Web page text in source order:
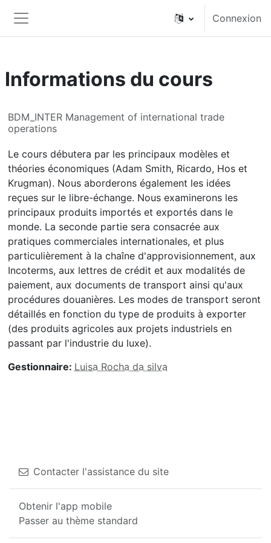
Panneau latéral
Connexion
Informations du cours
BDM_INTER Management of international trade
operations
Le cours débutera par les principaux modèles et
théories économiques (Adam Smith, Ricardo, Hos et
Krugman). Nous aborderons également les idées
reçues sur le libre-échange. Nous examinerons les
principaux produits importés et exportés dans le
monde. La seconde partie sera consacrée aux
pratiques commerciales internationales, et plus
particulièrement à la chaîne d'approvisionnement, aux
Incoterms, aux lettres de crédit et aux modalités de
paiement, aux documents de transport ainsi qu'aux
procédures douanières. Les modes de transport seront
détaillés en fonction du type de produits à exporter
(des produits agricoles aux projets industriels en
passant par l'industrie du luxe).
Gestionnaire: Luisa Rocha da silva
Contacter l'assistance du site
Obtenir l'app mobile
Passer au thème standard